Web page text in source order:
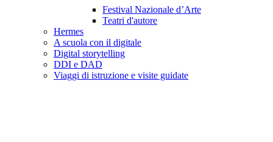
Festival Nazionale d’Arte
Teatri d'autore
Hermes
A scuola con il digitale
Digital storytelling
DDI e DAD
Viaggi di istruzione e visite guidate